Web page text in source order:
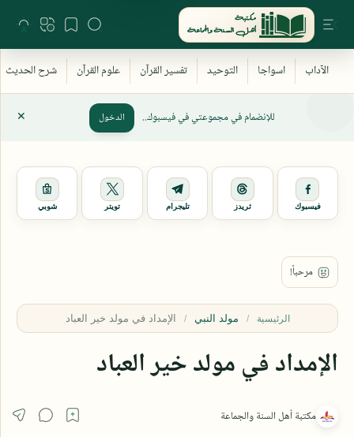
للإنضمام في مجموعتي في فيسبوك.. الدخول
فيسبوك ثريدز تليجرام تويتر شوبي
الرئيسية مولد النبي
الإمداد في مولد خير العباد